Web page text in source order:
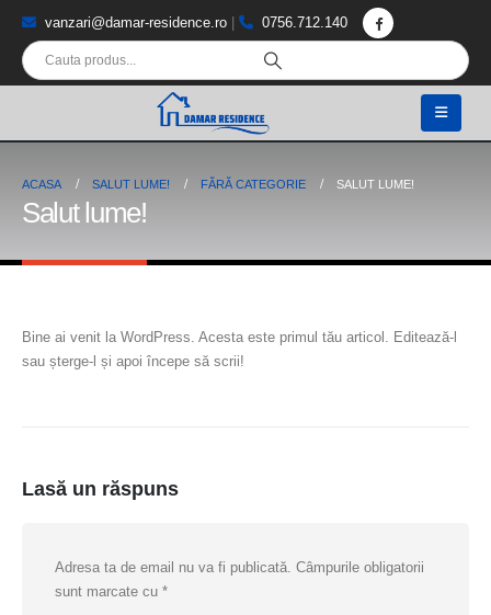
vanzari@damar-residence.ro 0756.712.140
ACASA SALUT LUME! FĂRĂ CATEGORIE SALUT LUME!
Salut lume!
Bine ai venit la WordPress. Acesta este primul tău articol. Editează-l
sau șterge-l și apoi începe să scrii!
Lasă un răspuns
Adresa ta de email nu va fi publicată. Câmpurile obligatorii
sunt marcate cu *